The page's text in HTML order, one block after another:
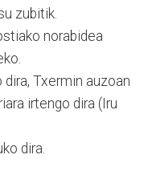
zubitik.
norabidea
Txermin auzoan
irtengo dira (Iru
dira.